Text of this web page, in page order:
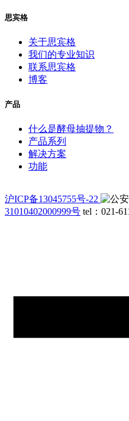
思宾格
关于思宾格
我们的专业知识
联系思宾格
博客
产品
什么是酵母抽提物？
产品系列
解决方案
功能
沪ICP备13045755号-22
31010402000999号 tel：021-